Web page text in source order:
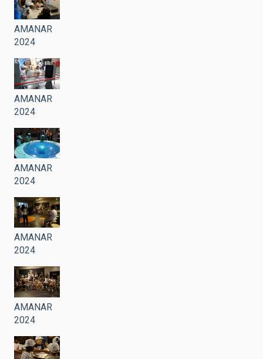
AMANAR
2024
AMANAR
2024
AMANAR
2024
AMANAR
2024
AMANAR
2024